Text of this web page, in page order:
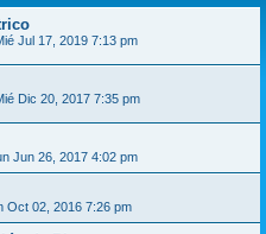
Jul 17, 2019 7:13 pm
Dic 20, 2017 7:35 pm
Jun 26, 2017 4:02 pm
Oct 02, 2016 7:26 pm